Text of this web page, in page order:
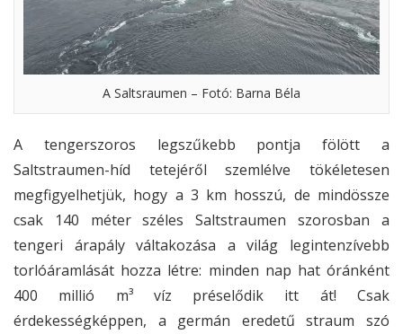
A Saltsraumen – Fotó: Barna Béla
A tengerszoros legszűkebb pontja fölött a
Saltstraumen-híd tetejéről szemlélve tökéletesen
megfigyelhetjük, hogy a 3 km hosszú, de mindössze
csak 140 méter széles Saltstraumen szorosban a
tengeri árapály váltakozása a világ legintenzívebb
torlóáramlását hozza létre: minden nap hat óránként
400 millió m³ víz préselődik itt át! Csak
érdekességképpen, a germán eredetű straum szó